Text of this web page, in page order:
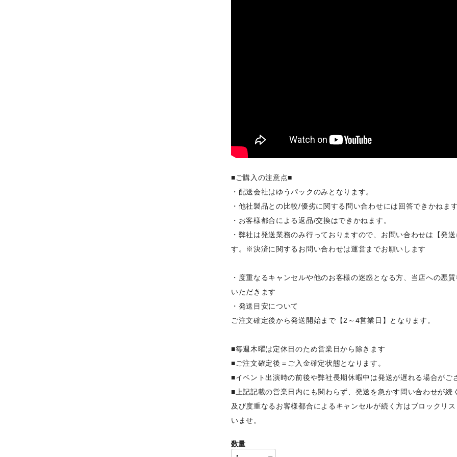
■ご購入の注意点■
・配送会社はゆうパックのみとなります。
・他社製品との比較/優劣に関する問い合わせには回答できかねま
・お客様都合による返品/交換はできかねます。
・弊社は発送業務のみ行っておりますので、お問い合わせは【発
す。※決済に関するお問い合わせは運営までお願いします
・度重なるキャンセルや他のお客様の迷惑となる方、当店への悪
いただきます
・発送目安について
ご注文確定後から発送開始まで【2～4営業日】となります。
■毎週木曜は定休日のため営業日から除きます
■ご注文確定後＝ご入金確定状態となります。
■イベント出演時の前後や弊社長期休暇中は発送が遅れる場合がご
■上記記載の営業日内にも関わらず、発送を急かす問い合わせが続
及び度重なるお客様都合によるキャンセルが続く方はブロックリ
いませ。
数量